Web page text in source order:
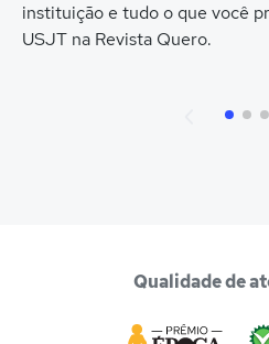
instituição e tudo o que você
USJT na Revista Quero.
Qualidade de